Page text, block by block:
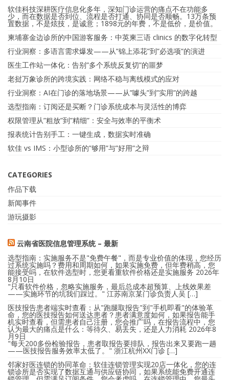
软佳科技深耕医疗信息化多年，深知门诊运营的痛点不在功能多
少，而在数据是否到位、流程是否打通、协同是否顺畅。13万条预
置数据，不是炫技，是诚意；1898元的年费，不是低价，是价值。
柬埔寨金边诊所的中国游客服务：中英柬三语 clinics 的数字化转型
行业洞察：多语言需求爆发——从”锦上添花”到”必选项”的演进
医生工作站一体化：告别”多个系统反复切”的噩梦
老挝万象诊所的跨境实践：网络不稳与离线模式的应对
行业洞察：AI在门诊的落地场景——从”噱头”到”实用”的跨越
选型指南：订阅还是买断？门诊系统成本与灵活性的博弈
权限管理从”粗放”到”精细”：安全与效率的平衡术
报表统计告别手工：一键生成，数据实时准确
软佳 vs IMS：小型诊所的”够用”与”好用”之辩
CATEGORIES
作品下载
新闻事件
游玩摄影
云南省医院信息管理系统 – 最新
选型指南：实施服务不是"免费午餐"，而是专业价值的体现，您经历
过系统实施吗？费用和周期如何，如果实施免费，但年费稍高，您
能接受吗，在软件选型时，您更看重软件价格还是实施服务 2026年
8月10日
"只看软件价格，忽略实施服务，最后总成本超预算、上线效果差
——实施环节的坑我们踩过。" 江苏南京某门诊负责人吴 […]
医技报告患者端实时查看：从"跑腿取报告"到"手机即看"的体验革
命，您的医技报告如何送达患者？患者满意度如何，如果报告能手
机实时查看，但需患者自己注册，您会推广吗，在报告流程中，您
认为最大的痛点是什么：等待久、易丢失，还是人力消耗 2026年8
月9日
"每天200多份检验报告，患者取报告要排队，报告出来又要跑一趟
——医技报告服务效率太低了。" 浙江杭州XX门诊 […]
邻家好医连锁的协同革命：软佳连锁管理实现20店一体化，您的连
锁诊所是否实现了数据互通与供应链协同，如果系统能免费开通连